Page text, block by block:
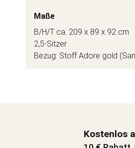
Maße
B/H/T ca. 209 x 89 x 92 cm
2,5-Sitzer
Bezug: Stoff Adore gold
Kostenlos